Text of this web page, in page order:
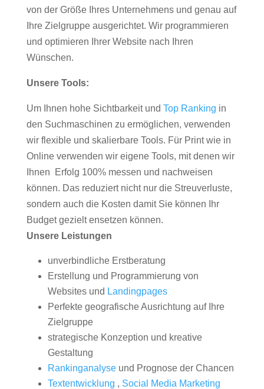
von der Größe Ihres Unternehmens und genau auf
Ihre Zielgruppe ausgerichtet. Wir programmieren
und optimieren Ihrer Website nach Ihren
Wünschen.
Unsere Tools:
Um Ihnen hohe Sichtbarkeit und Top Ranking in
den Suchmaschinen zu ermöglichen, verwenden
wir flexible und skalierbare Tools. Für Print wie in
Online verwenden wir eigene Tools, mit denen wir
Ihnen Erfolg 100% messen und nachweisen
können. Das reduziert nicht nur die Streuverluste,
sondern auch die Kosten damit Sie können Ihr
Budget gezielt ensetzen können.
Unsere Leistungen
unverbindliche Erstberatung
Erstellung und Programmierung von
Websites und Landingpages
Perfekte geografische Ausrichtung auf Ihre
Zielgruppe
strategische Konzeption und kreative
Gestaltung
Rankinganalyseund Prognose der Chancen
Textentwicklung , Social Media Marketing